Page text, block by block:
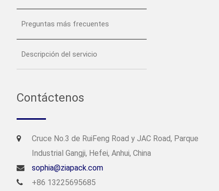
Preguntas más frecuentes
Descripción del servicio
Contáctenos
Cruce No.3 de RuiFeng Road y JAC Road, Parque
Industrial Gangji, Hefei, Anhui, China
sophia@ziapack.com
+86 13225695685